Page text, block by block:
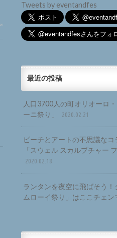
Tweets by eventandfes
最近の投稿
人口3700人の町オリオーロ
ーニ祭り」
2020.02.21
ビーチとアートの不思議なコ
「スウェル スカルプチャー
2020.02.18
ランタンを夜空に飛ばそう
ムローイ祭り」はここチェン